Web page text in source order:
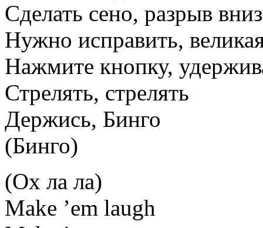
Сделать сено, разрыв вниз
Нужно исправить,
Нажмите кнопку,
Стрелять, стрелять
Держись, Бинго
(Бинго)
(Ох ла ла)
Make ’em laugh